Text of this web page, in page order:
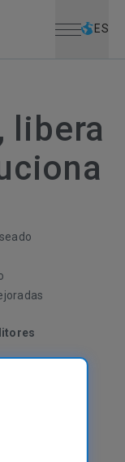
ES
libera